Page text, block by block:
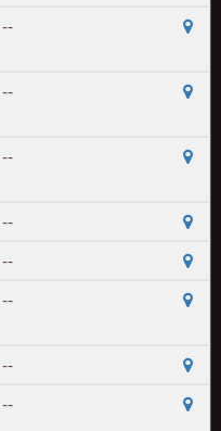
--
--
--
--
--
--
--
--